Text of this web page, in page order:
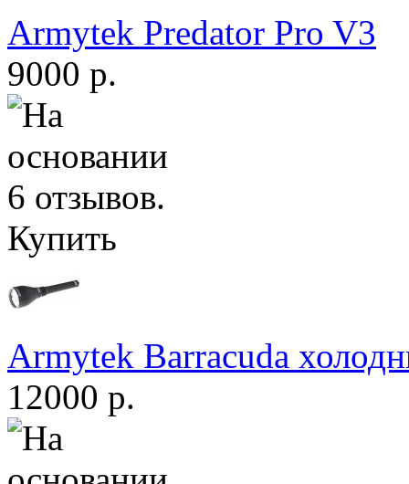
Armytek Predator Pro V3
9000 р.
Купить
Armytek Barracuda
12000 р.